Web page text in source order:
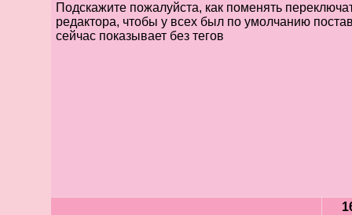
Подскажите пожалуйста, как поменять
редактора, чтобы у всех был по умолчанию
сейчас показывает без тегов